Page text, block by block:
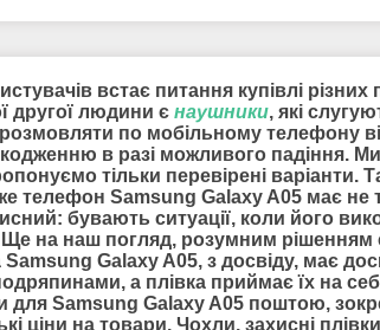
встає питання купівлі
другої людини є наушники, які
розмовляти по мобільному телефону
в разі можливого падіння. Ми
тільки перевірені варіанти.
телефон Samsung Galaxy A05 має не
бувають ситуації, коли його
Ще на наш погляд, розумним рішенням
Samsung Galaxy A05, з досвіду, має
а плівка приймає їх на
для Samsung Galaxy A05 поштою,
ціни на товари. Чохли, захисні